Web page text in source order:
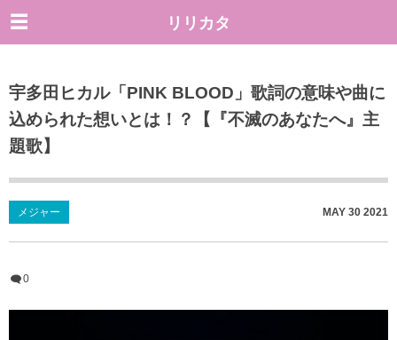
リリカタ
宇多田ヒカル「PINK BLOOD」歌詞の意味や曲に
込められた想いとは！？【『不滅のあなたへ』主
題歌】
メジャー MAY 30 2021
0